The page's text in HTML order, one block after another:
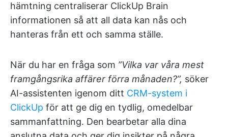
hämtning centraliserar ClickUp Brain
informationen så att all data kan nås och
hanteras från ett och samma ställe.
När du har en fråga som ”Vilka var våra mest
framgångsrika affärer förra månaden?”, söker
AI-assistenten igenom ditt CRM-system i
ClickUp för att ge dig en tydlig, omedelbar
sammanfattning. Den bearbetar alla dina